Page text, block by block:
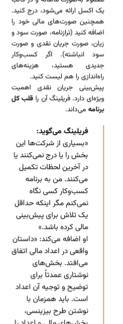
یک اکسل ارائه می‌شود، درج کنید.
همچنین صورت‌های مالی خود را
اضافه کنید (ترازنامه، صورت سود و
زیان، صورت جریان نقدی و صورت
سود انباشته). اگر کسب‌وکار
جدیدی هستید، هزینه‌های
راه‌اندازی را هم لیست کنید.
پیش‌بینی جریان نقدی اهمیت
ویژه‌ای دارد. فریلینگ آن را قلب کل
برنامه می‌داند.
فریلینگ می‌گوید:
«بسیاری از شرکت‌ها این
بخش را یا درج نمی‌کنند یا
در آخرین لحظات تکمیل
می‌کنند. من به برنامه
کسب‌وکار کسی نگاه
نمی‌کنم مگر اینکه حداقل
یک تلاش برای پیش‌بینی
مالی کرده باشد.»
او اضافه می‌کند: «داستان
واقعی در اعداد مالی اتفاق
می‌افتد. بخش‌های
نوشتاری عمدتاً برای
توضیح و توجیه آن اعداد
است. باید همزمان با
نوشتن طرح بیزینسی،